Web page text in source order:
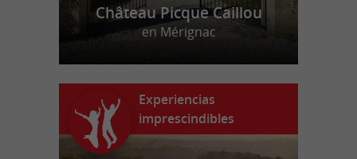
Château Picque Caillou
en Mérignac
Experiencias
imprescindibles